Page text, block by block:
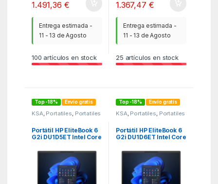
1.491,36 €
Entrega estimada -
11 - 13 de Agosto
100 artículos en stock
1.367,47 €
Entrega estimada -
11 - 13 de Agosto
25 artículos en stock
Top -18% Envío gratis
KSA, Portatiles, Portatiles
Portátil HP EliteBook 6
G2i DU1D5ET Intel Core
SSD/ 14″/ Win11 Pro
Top -18% Envío gratis
KSA, Portatiles, Portatiles
Portátil HP EliteBook 6
G2i DU1D6ET Intel Core
SSD/ 14″/ Win11 Pro